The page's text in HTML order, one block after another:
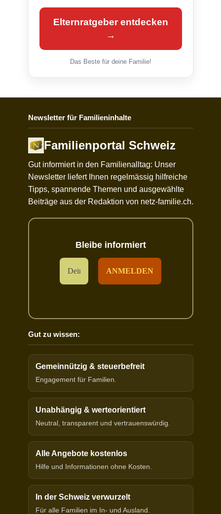
Elternratgeber entdecken
→
Das Beste für deine Familie!
Newsletter für Familieninhalte
Familienportal Schweiz
Gut informiert in den Familienalltag: Unser
Newsletter liefert Ihnen regelmässig hilfreiche
Tipps, spannende Themen und ausgewählte
Beiträge aus der Redaktion von netz-familie.ch.
Bleibe informiert
Gut zu wissen:
Gemeinnützig & steuerbefreit
Engagement für Familien.
Unabhängig & werteorientiert
Neutral, transparent und vertrauenswürdig.
Alle Angebote kostenlos
Hilfe und Informationen ohne Kosten.
In der Schweiz verwurzelt
Für alle Familien im In- und Ausland.